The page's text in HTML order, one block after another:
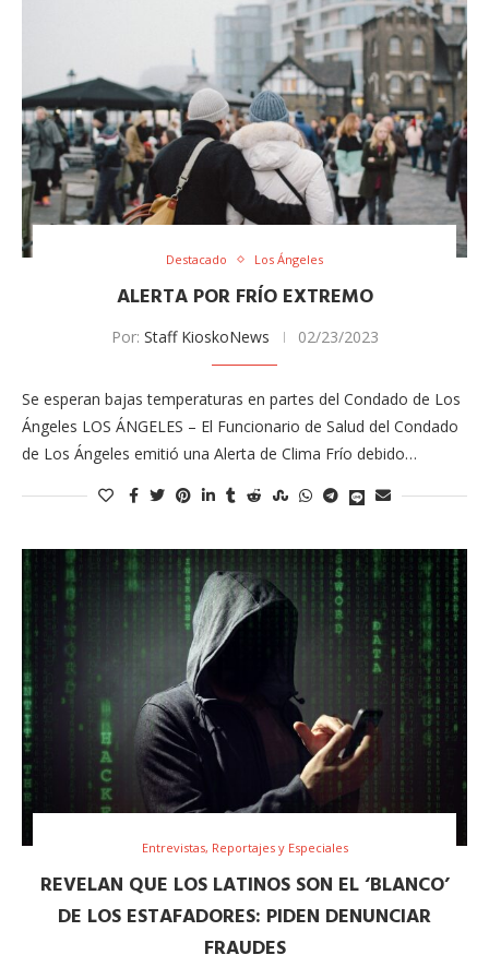
Destacado Los Ángeles
ALERTA POR FRÍO EXTREMO
Por: Staff KioskoNews 02/23/2023
Se esperan bajas temperaturas en partes del Condado de Los
Ángeles LOS ÁNGELES – El Funcionario de Salud del Condado
de Los Ángeles emitió una Alerta de Clima Frío debido…
Entrevistas, Reportajes y Especiales
REVELAN QUE LOS LATINOS SON EL ‘BLANCO’
DE LOS ESTAFADORES: PIDEN DENUNCIAR
FRAUDES